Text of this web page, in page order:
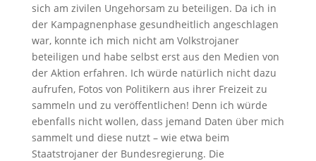
sich am zivilen Ungehorsam zu beteiligen. Da ich in
der Kampagnenphase gesundheitlich angeschlagen
war, konnte ich mich nicht am Volkstrojaner
beteiligen und habe selbst erst aus den Medien von
der Aktion erfahren. Ich würde natürlich nicht dazu
aufrufen, Fotos von Politikern aus ihrer Freizeit zu
sammeln und zu veröffentlichen! Denn ich würde
ebenfalls nicht wollen, dass jemand Daten über mich
sammelt und diese nutzt – wie etwa beim
Staatstrojaner der Bundesregierung. Die